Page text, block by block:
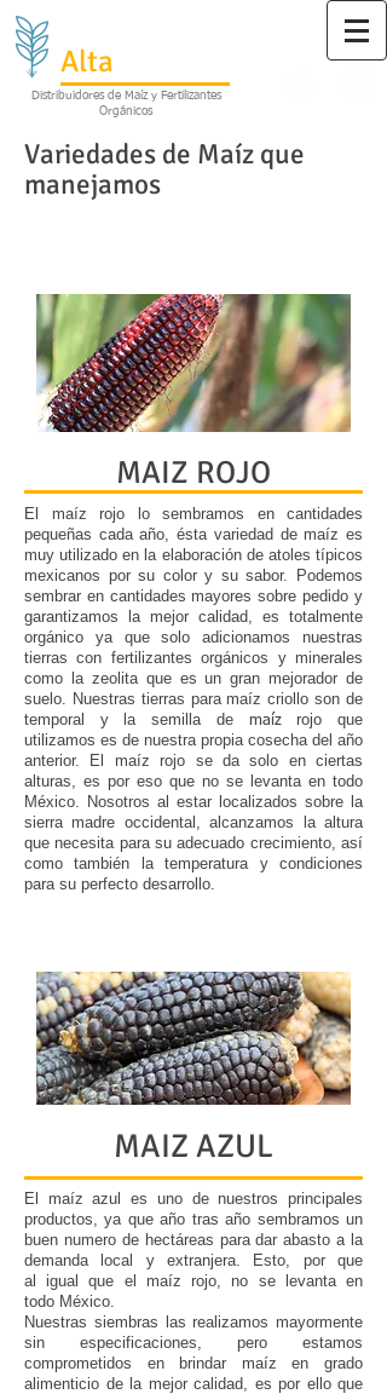
Alta
Distribuidores de Maíz y Fertilizantes
Orgánicos
Variedades de Maíz que
manejamos
MAIZ ROJO
El maíz rojo lo sembramos en cantidades
pequeñas cada año, ésta variedad de maíz es
muy utilizado en la elaboración de atoles típicos
mexicanos por su color y su sabor. Podemos
sembrar en cantidades mayores sobre pedido y
garantizamos la mejor calidad, es totalmente
orgánico ya que solo adicionamos nuestras
tierras con fertilizantes orgánicos y minerales
como la zeolita que es un gran mejorador de
suelo. Nuestras tierras para maíz criollo son de
temporal y la semilla de
maízrojo que
utilizamos es de nuestra propia cosecha del año
anterior.
El maíz rojo se da solo en ciertas
alturas, es por eso que no se levanta en todo
México. Nosotros al estar localizados sobre la
sierra madre occidental, alcanzamos la altura
que necesita para su adecuado crecimiento, así
como también la temperatura y condiciones
para su perfecto desarrollo.
MAIZ AZUL
El maíz azul es uno de nuestros principales
productos, ya que año tras año sembramos un
buen numero de hectáreas para dar abasto a la
demanda local y extranjera. Esto, por que
al igual que el maíz rojo, no se levanta en
todo México.
Nuestras siembras las realizamos mayormente
sin especificaciones, pero estamos
comprometidos en brindar maíz en grado
alimenticio de la mejor calidad, es por ello que